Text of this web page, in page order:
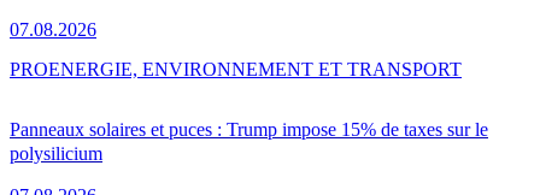
07.08.2026
Panneaux solaires et puces : Trump impose 15% de taxes sur le
polysilicium
PROENERGIE, ENVIRONNEMENT ET TRANSPORT